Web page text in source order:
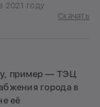
2021 году
Скачать
пример — ТЭЦ
города в
её